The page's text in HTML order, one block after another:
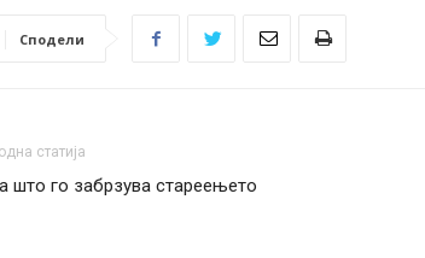
Сподели
статија
што го забрзува стареењето